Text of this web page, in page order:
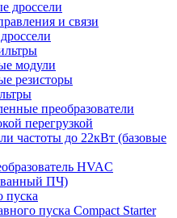
дроссели
и связи
модули
резисторы
преобразователи
перегрузкой
частоты до 22кВт (базовые
HVAC
ПЧ)
пуска
пуска Compact Starter